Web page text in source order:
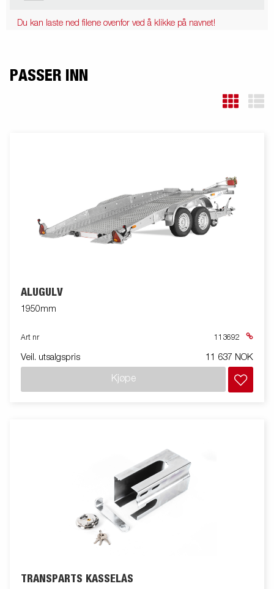
Du kan laste ned filene ovenfor ved å klikke på navnet!
PASSER INN
ALUGULV
1950mm
Art nr 113692
Veil. utsalgspris 11 637 NOK
Kjøpe
TRANSPARTS KASSELÅS